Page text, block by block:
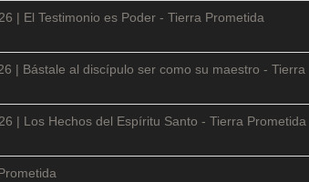
| El Testimonio es Poder - Tierra Prometida
| Bástale al discípulo ser como su maestro - Tierra
| Los Hechos del Espíritu Santo - Tierra Prometida